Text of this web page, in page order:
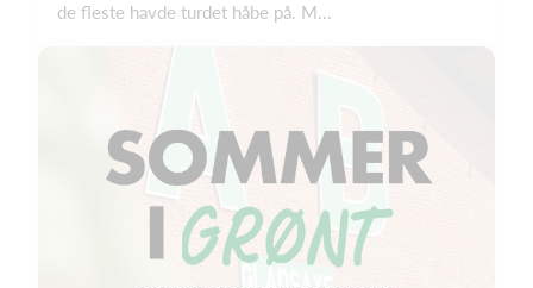
de fleste havde turdet håbe på. M...